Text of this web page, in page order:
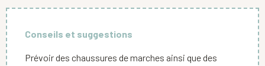
Conseils et suggestions
Prévoir des chaussures de marches ainsi que des